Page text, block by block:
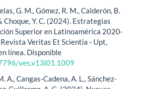
G. M., Gómez, R. M., Calderón, B.
Choque, Y. C. (2024). Estrategias
Superior en Latinoamérica 2020-
Veritas Et Scientia - Upt,
línea. Disponible
ves.v13i01.1009
A., Cangas-Cadena, A. L., Sánchez-